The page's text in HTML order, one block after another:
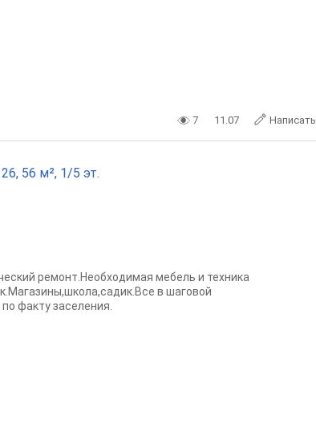
7 11.07 Написать
56 м², 1/5 эт.
ремонт.Необходимая мебель и техника
в шаговой
факту заселения.